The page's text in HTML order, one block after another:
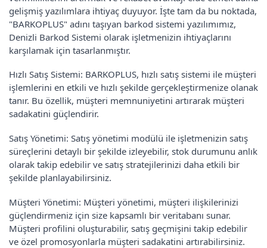
gelişmiş yazılımlara ihtiyaç duyuyor. İşte tam da bu noktada,
"BARKOPLUS" adını taşıyan barkod sistemi yazılımımız,
Denizli Barkod Sistemi olarak işletmenizin ihtiyaçlarını
karşılamak için tasarlanmıştır.
Hızlı Satış Sistemi: BARKOPLUS, hızlı satış sistemi ile müşteri
işlemlerini en etkili ve hızlı şekilde gerçekleştirmenize olanak
tanır. Bu özellik, müşteri memnuniyetini artırarak müşteri
sadakatini güçlendirir.
Satış Yönetimi: Satış yönetimi modülü ile işletmenizin satış
süreçlerini detaylı bir şekilde izleyebilir, stok durumunu anlık
olarak takip edebilir ve satış stratejilerinizi daha etkili bir
şekilde planlayabilirsiniz.
Müşteri Yönetimi: Müşteri yönetimi, müşteri ilişkilerinizi
güçlendirmeniz için size kapsamlı bir veritabanı sunar.
Müşteri profilini oluşturabilir, satış geçmişini takip edebilir
ve özel promosyonlarla müşteri sadakatini artırabilirsiniz.